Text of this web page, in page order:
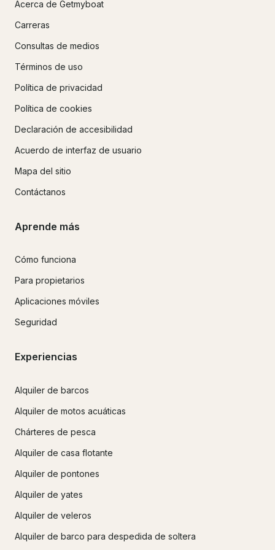
Acerca de Getmyboat
Carreras
Consultas de medios
Términos de uso
Política de privacidad
Política de cookies
Declaración de accesibilidad
Acuerdo de interfaz de usuario
Mapa del sitio
Contáctanos
Aprende más
Cómo funciona
Para propietarios
Aplicaciones móviles
Seguridad
Experiencias
Alquiler de barcos
Alquiler de motos acuáticas
Chárteres de pesca
Alquiler de casa flotante
Alquiler de pontones
Alquiler de yates
Alquiler de veleros
Alquiler de barco para despedida de soltera